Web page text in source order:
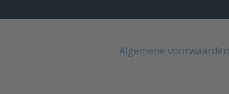
Algemene voorwaarden